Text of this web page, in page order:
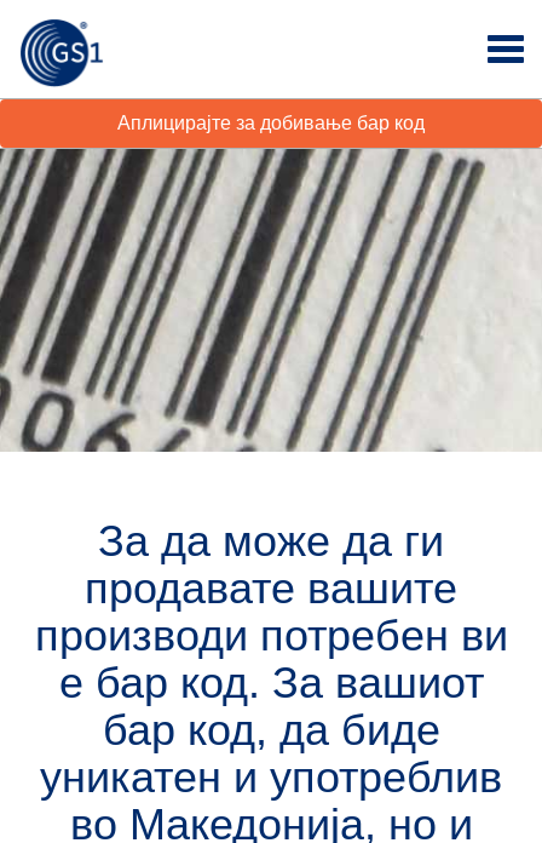
Аплицирајте за добивање бар код
За да може да ги
продавате вашите
производи потребен ви
е бар код. За вашиот
бар код, да биде
уникатен и употреблив
во Македонија, но и